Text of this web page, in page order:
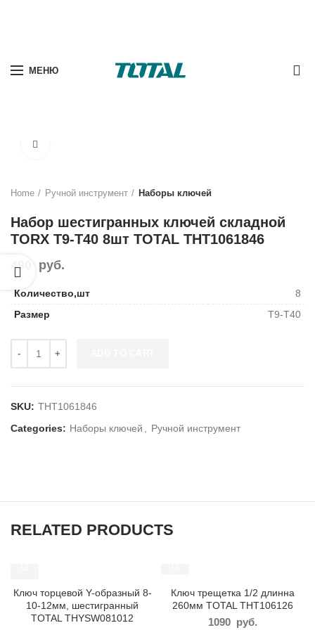
МЕНЮ
Home Ручной инструмент Наборы ключей
Набор шестигранных ключей складной
TORX T9-T40 8шт TOTAL THT1061846
490 руб.
Количество,шт
8
Размер
T9-T40
SKU: THT1061846
Categories: Наборы ключей Ручной инструмент
RELATED PRODUCTS
Ключ торцевой Y-образный 8-
10-12мм, шестигранный
TOTAL THYSW081012
Ключ трещетка 1/2 длинна
260мм TOTAL THT106126
1090 руб.